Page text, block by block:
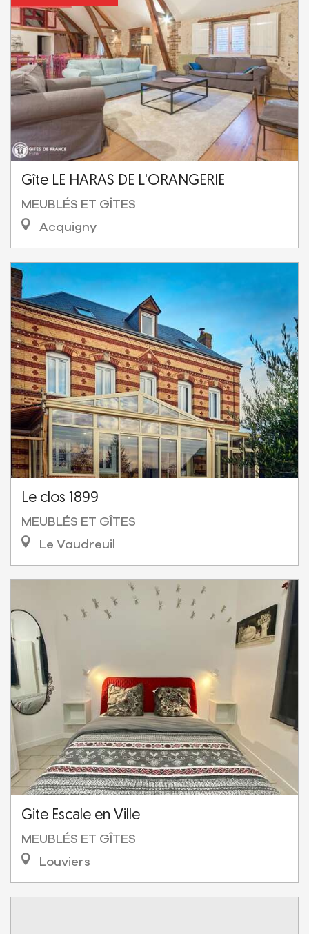
Gîte LE HARAS DE L'ORANGERIE
MEUBLÉS ET GÎTES
Acquigny
Le clos 1899
MEUBLÉS ET GÎTES
Le Vaudreuil
Gite Escale en Ville
MEUBLÉS ET GÎTES
Louviers